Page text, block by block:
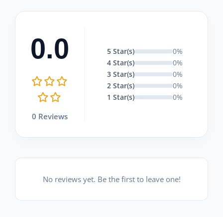
0.0
0 Reviews
5 Star(s)
0%
4 Star(s)
0%
3 Star(s)
0%
2 Star(s)
0%
1 Star(s)
0%
No reviews yet. Be the first to leave one!